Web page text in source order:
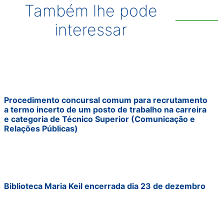
Também lhe pode
interessar
Procedimento concursal comum para recrutamento
a termo incerto de um posto de trabalho na carreira
e categoria de Técnico Superior (Comunicação e
Relações Públicas)
Biblioteca Maria Keil encerrada dia 23 de dezembro